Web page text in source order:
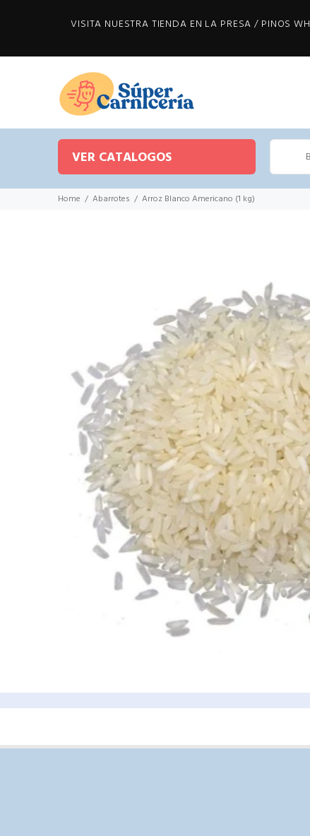
VISITA NUESTRA TIENDA EN LA PRESA / PINOS
VER CATALOGOS
Home Abarrotes Arroz Blanco Americano (1 kg)